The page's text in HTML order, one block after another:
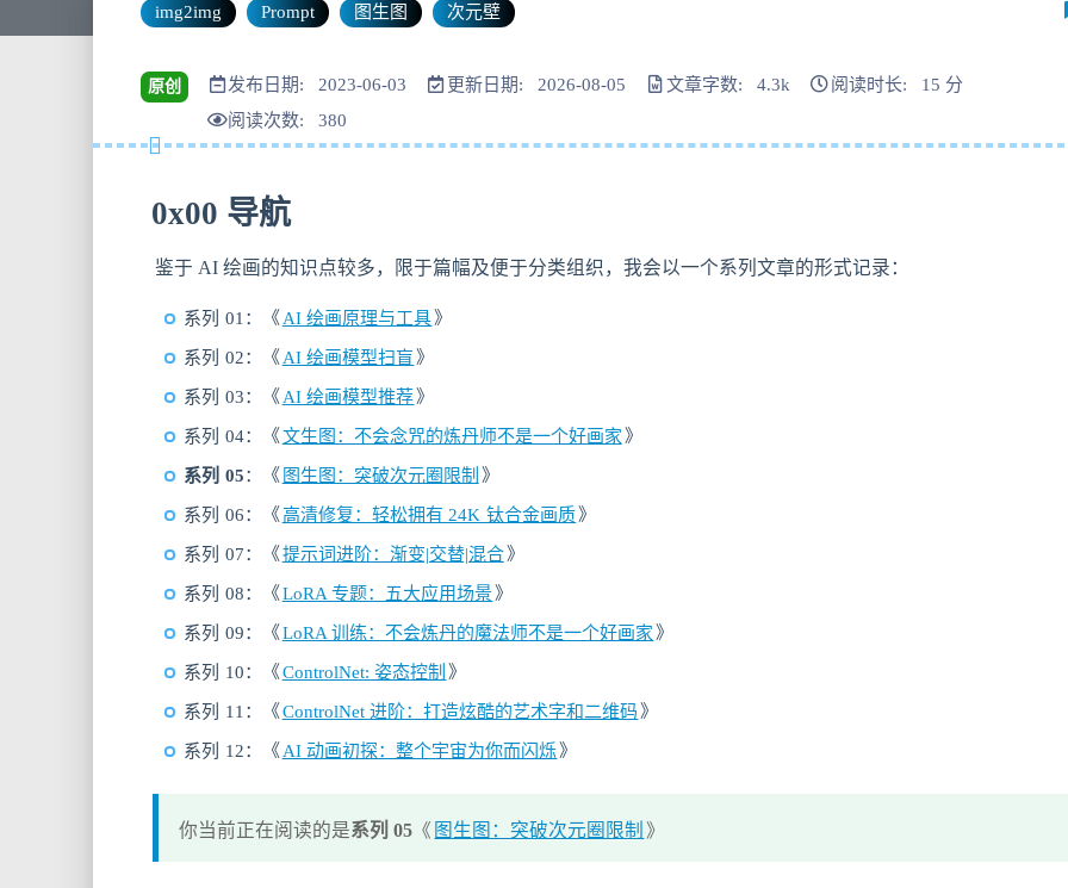
img2img Prompt 图生图 次元壁
原创 发布日期: 2023-06-03 更新日期: 2026-08-05 文章字数: 4.3k
阅读时长: 15 分
阅读次数:380
0x00 导航
鉴于 AI 绘画的知识点较多，限于篇幅及便于分类组织，我会以一个系列文章的形式记录：
系列 01：《 AI 绘画原理与工具》
系列 02：《 AI 绘画模型扫盲 》
系列 03：《 AI 绘画模型推荐》
系列 04：《文生图：不会念咒的炼丹师不是一个好画家 》
系列 05：《 图生图：突破次元圈限制 》
系列 06：《高清修复：轻松拥有 24K 钛合金画质》
系列 07：《提示词进阶：渐变|交替|混合 》
系列 08：《LoRA 专题：五大应用场景》
系列 09：《LoRA 训练：不会炼丹的魔法师不是一个好画家 》
系列 10：《ControlNet: 姿态控制 》
系列 11：《ControlNet 进阶：打造炫酷的艺术字和二维码 》
系列 12：《 AI 动画初探：整个宇宙为你而闪烁》
你当前正在阅读的是系列 05 《 图生图：突破次元圈限制 》